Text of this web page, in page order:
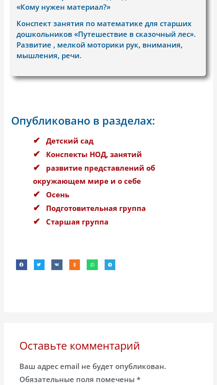
«Кому нужен материал?»
Конспект занятия по математике для старших
дошкольников «Путешествие в сказочный лес».
Развитие , мелкой моторики рук, внимания,
мышления, речи.
Опубликовано в разделах:
Детский сад
Конспекты НОД, занятий
развитие представлений об
окружающем мире и о себе
Осень
Подготовительная группа
Старшая группа
Оставьте комментарий
Ваш адрес email не будет опубликован.
Обязательные поля помечены*